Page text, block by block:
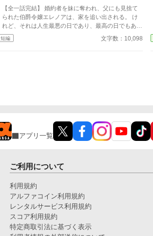
さに触れエリシアは少しずつ人間らしい心と笑顔を取
り戻していった。 しかし五年後。辺境を襲った疫病
を救うための緊急要請を通じ、エリシアは冷酷だった
元夫ロルフと再会してしまう。しかも隣にいる娘の青
い瞳は彼と瓜二つだった。 「すまない。私は父とし
は、全てを奪われた一人の女性が母として力強く成長
し誰にも脅かされることのない「本物の家族」と「静
【全一話完結】 婚約者を妹に奪われ、父にも見捨て
られた伯爵令嬢エレノアは、家を追い出される。 け
れど、それは人生最悪の日であり、最高の日でもあっ
た。 亡き祖母が遺したのは、世界最大商会の会頭の
座と莫大な財産。 商会を立て直し、世界中から称賛
短編 文字数：10,098
アプリ一覧
ご利用について
利用規約
アルファコイン利用規約
レンタルサービス利用規約
スコア利用規約
特定商取引法に基づく表示